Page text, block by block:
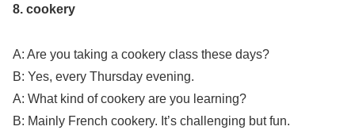
8. cookery
A: Are you taking a cookery class these days?
B: Yes, every Thursday evening.
A: What kind of cookery are you learning?
B: Mainly French cookery. It’s challenging but fun.